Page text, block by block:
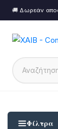
🚚 Δωρεάν
Φίλτρα